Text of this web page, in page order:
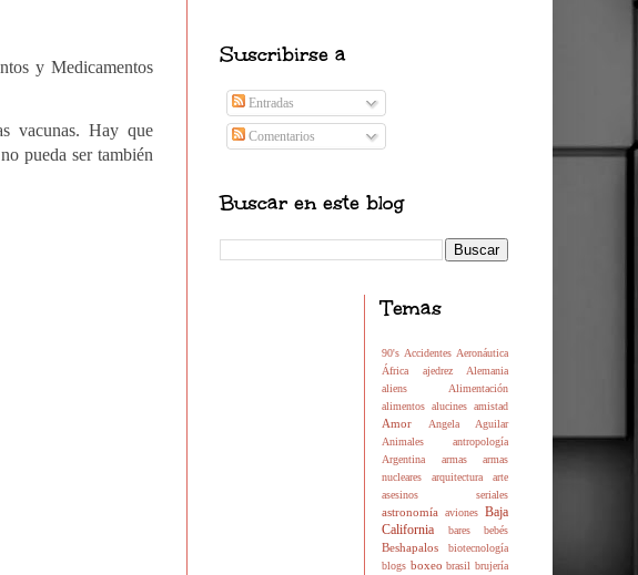
y Medicamentos
vacunas. Hay que
pueda ser también
Suscribirse a
Entradas
Comentarios
Buscar en este blog
Temas
90's Accidentes Aeronáutica
África
ajedrez
Alemania
aliens
Alimentación
alimentos alucines amistad
Amor
Angela Aguilar
Animales
antropología
Argentina
armas
armas
nucleares
arquitectura
arte
asesinos seriales
astronomía aviones Baja
California
bares bebés
Beshapalos
biotecnología
blogs boxeo brasil brujería